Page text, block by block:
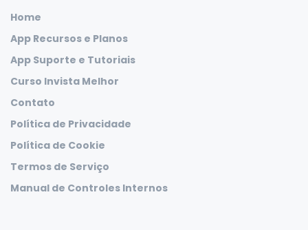
Home
App Recursos e Planos
App Suporte e Tutoriais
Curso Invista Melhor
Contato
Política de Privacidade
Política de Cookie
Termos de Serviço
Manual de Controles Internos